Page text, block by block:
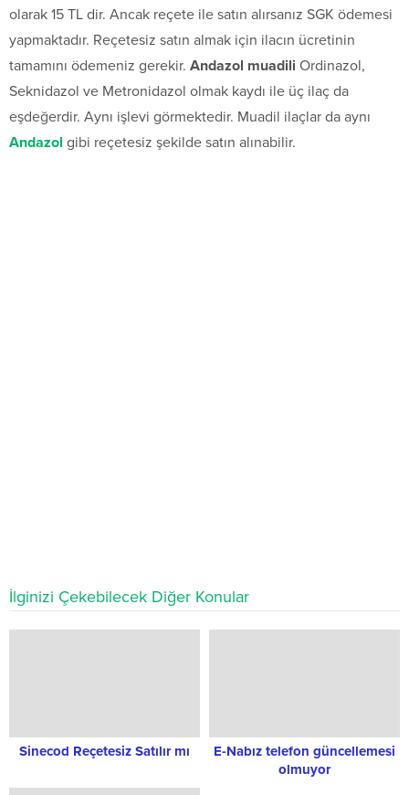
olarak 15 TL dir. Ancak reçete ile satın alırsanız SGK ödemesi
yapmaktadır. Reçetesiz satın almak için ilacın ücretinin
tamamını ödemeniz gerekir. Andazol muadili Ordinazol,
Seknidazol ve Metronidazol olmak kaydı ile üç ilaç da
eşdeğerdir. Aynı işlevi görmektedir. Muadil ilaçlar da aynı
Andazol gibi reçetesiz şekilde satın alınabilir.
İlginizi Çekebilecek Diğer Konular
Sinecod Reçetesiz Satılır mı
E-Nabız telefon güncellemesi
olmuyor